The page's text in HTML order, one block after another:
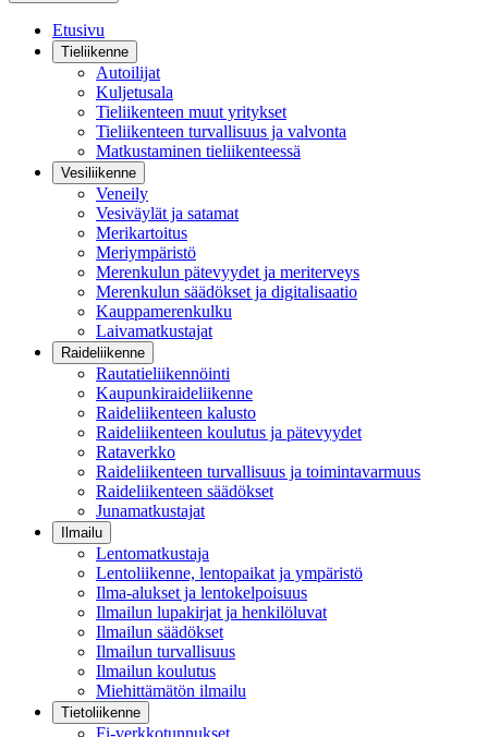
Etusivu
Tieliikenne
Autoilijat
Kuljetusala
Tieliikenteen muut yritykset
Tieliikenteen turvallisuus ja valvonta
Matkustaminen tieliikenteessä
Vesiliikenne
Veneily
Vesiväylät ja satamat
Merikartoitus
Meriympäristö
Merenkulun pätevyydet ja meriterveys
Merenkulun säädökset ja digitalisaatio
Kauppamerenkulku
Laivamatkustajat
Raideliikenne
Rautatieliikennöinti
Kaupunkiraideliikenne
Raideliikenteen kalusto
Raideliikenteen koulutus ja pätevyydet
Rataverkko
Raideliikenteen turvallisuus ja toimintavarmuus
Raideliikenteen säädökset
Junamatkustajat
Ilmailu
Lentomatkustaja
Lentoliikenne, lentopaikat ja ympäristö
Ilma-alukset ja lentokelpoisuus
Ilmailun lupakirjat ja henkilöluvat
Ilmailun säädökset
Ilmailun turvallisuus
Ilmailun koulutus
Miehittämätön ilmailu
Tietoliikenne
Fi-verkkotunnukset